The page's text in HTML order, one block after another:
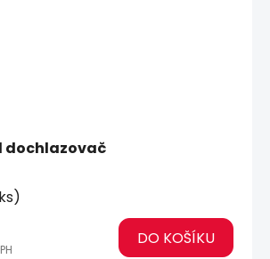
dochlazovač
DO KOŠÍKU